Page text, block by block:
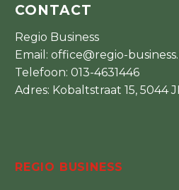
CONTACT
Regio Business
Email: office@regio-
Telefoon: 013-4631446
Adres: Kobaltstraat 15, 5044
REGIO BUSINESS